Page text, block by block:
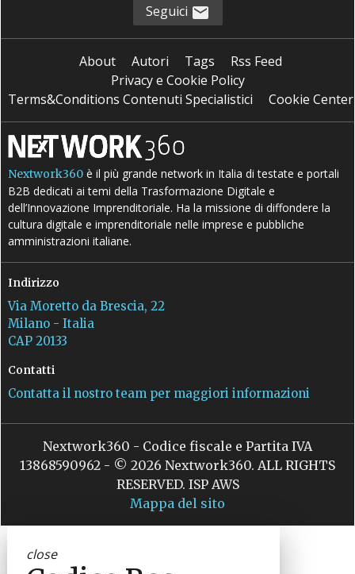
Seguici
About Autori Tags
Rss Feed
Privacy e Cookie Policy
Terms&Conditions Contenuti Specialistici
Cookie Center
Nextwork360 è il più grande network in Italia di testate e portali
B2B dedicati ai temi della Trasformazione Digitale e
dell’Innovazione Imprenditoriale. Ha la missione di diffondere la
cultura digitale e imprenditoriale nelle imprese e pubbliche
amministrazioni italiane.
Indirizzo
Via Moretto da Brescia, 22
Milano - Italia
CAP 20133
Contatti
Contatta il nostro team per maggiori informazioni
Nextwork360 - Codice fiscale e Partita IVA
13868590962 - © 2026 Nextwork360. ALL RIGHTS
RESERVED. ISP AWS
Mappa del sito
close